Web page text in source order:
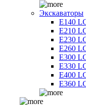
Экскаваторы
E140
E210
E230
E260
E300
E330
E400
E360